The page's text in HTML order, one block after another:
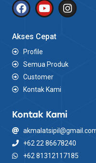
Akses Cepat
Profile
Semua Produk
Customer
Kontak Kami
Kontak Kami
+62 22 86678240
+62 81312117185